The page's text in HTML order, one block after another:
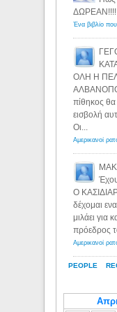
PEOPLE
ΔΩΡΕΑΝ!!!!
ΟΛΗ Η
πίθηκος
εισβολή
Οι...
Ο
δέχομαι
μιλάει για
πρόεδρος